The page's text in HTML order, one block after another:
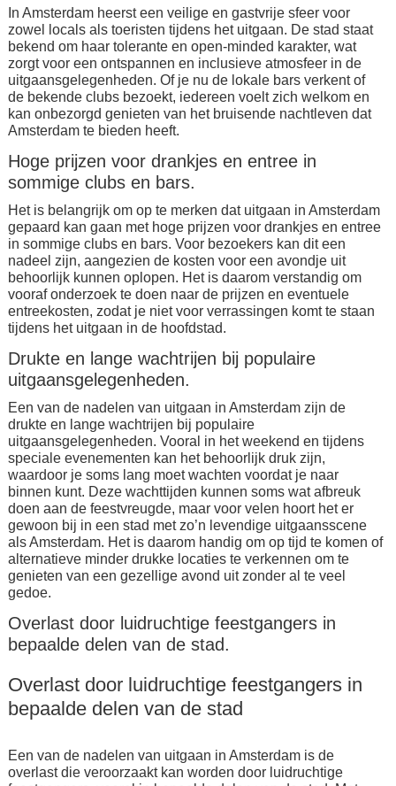
In Amsterdam heerst een veilige en gastvrije sfeer voor
zowel locals als toeristen tijdens het uitgaan. De stad staat
bekend om haar tolerante en open-minded karakter, wat
zorgt voor een ontspannen en inclusieve atmosfeer in de
uitgaansgelegenheden. Of je nu de lokale bars verkent of
de bekende clubs bezoekt, iedereen voelt zich welkom en
kan onbezorgd genieten van het bruisende nachtleven dat
Amsterdam te bieden heeft.
Hoge prijzen voor drankjes en entree in
sommige clubs en bars.
Het is belangrijk om op te merken dat uitgaan in Amsterdam
gepaard kan gaan met hoge prijzen voor drankjes en entree
in sommige clubs en bars. Voor bezoekers kan dit een
nadeel zijn, aangezien de kosten voor een avondje uit
behoorlijk kunnen oplopen. Het is daarom verstandig om
vooraf onderzoek te doen naar de prijzen en eventuele
entreekosten, zodat je niet voor verrassingen komt te staan
tijdens het uitgaan in de hoofdstad.
Drukte en lange wachtrijen bij populaire
uitgaansgelegenheden.
Een van de nadelen van uitgaan in Amsterdam zijn de
drukte en lange wachtrijen bij populaire
uitgaansgelegenheden. Vooral in het weekend en tijdens
speciale evenementen kan het behoorlijk druk zijn,
waardoor je soms lang moet wachten voordat je naar
binnen kunt. Deze wachttijden kunnen soms wat afbreuk
doen aan de feestvreugde, maar voor velen hoort het er
gewoon bij in een stad met zo’n levendige uitgaansscene
als Amsterdam. Het is daarom handig om op tijd te komen of
alternatieve minder drukke locaties te verkennen om te
genieten van een gezellige avond uit zonder al te veel
gedoe.
Overlast door luidruchtige feestgangers in
bepaalde delen van de stad.
Overlast door luidruchtige feestgangers in
bepaalde delen van de stad
Een van de nadelen van uitgaan in Amsterdam is de
overlast die veroorzaakt kan worden door luidruchtige